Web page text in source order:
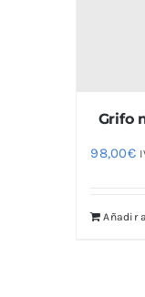
Grifo
98,00€
Añadir